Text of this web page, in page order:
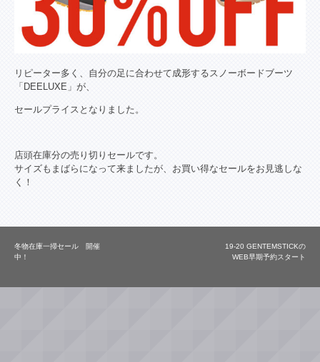
リピーター多く、自分の足に合わせて成形するスノーボードブーツ
「DEELUXE」が、
セールプライスとなりました。
店頭在庫分の売り切りセールです。
サイズもまばらになって来ましたが、お買い得なセールをお見逃しな
く！
冬物在庫一掃セール 開催
中！
19-20 GENTEMSTICKの
WEB早期予約スタート